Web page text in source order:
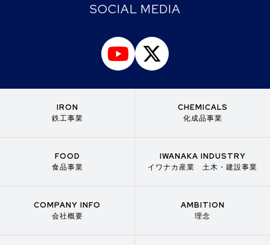
SOCIAL MEDIA
IRON
鉄工事業
CHEMICALS
化成品事業
FOOD
食品事業
IWANAKA INDUSTRY
イワナカ産業 土木・建設事業
COMPANY INFO
会社概要
AMBITION
理念